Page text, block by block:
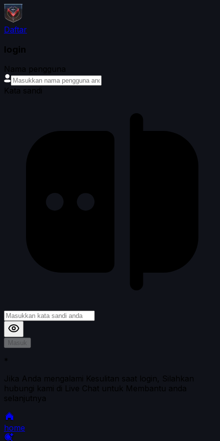
Daftar
login
Nama pengguna
Kata sandi
Masuk
*
Jika Anda mengalami Kesulitan saat login, Silahkan
hubungi kami di Live Chat untuk Membantu anda
selanjutnya
home